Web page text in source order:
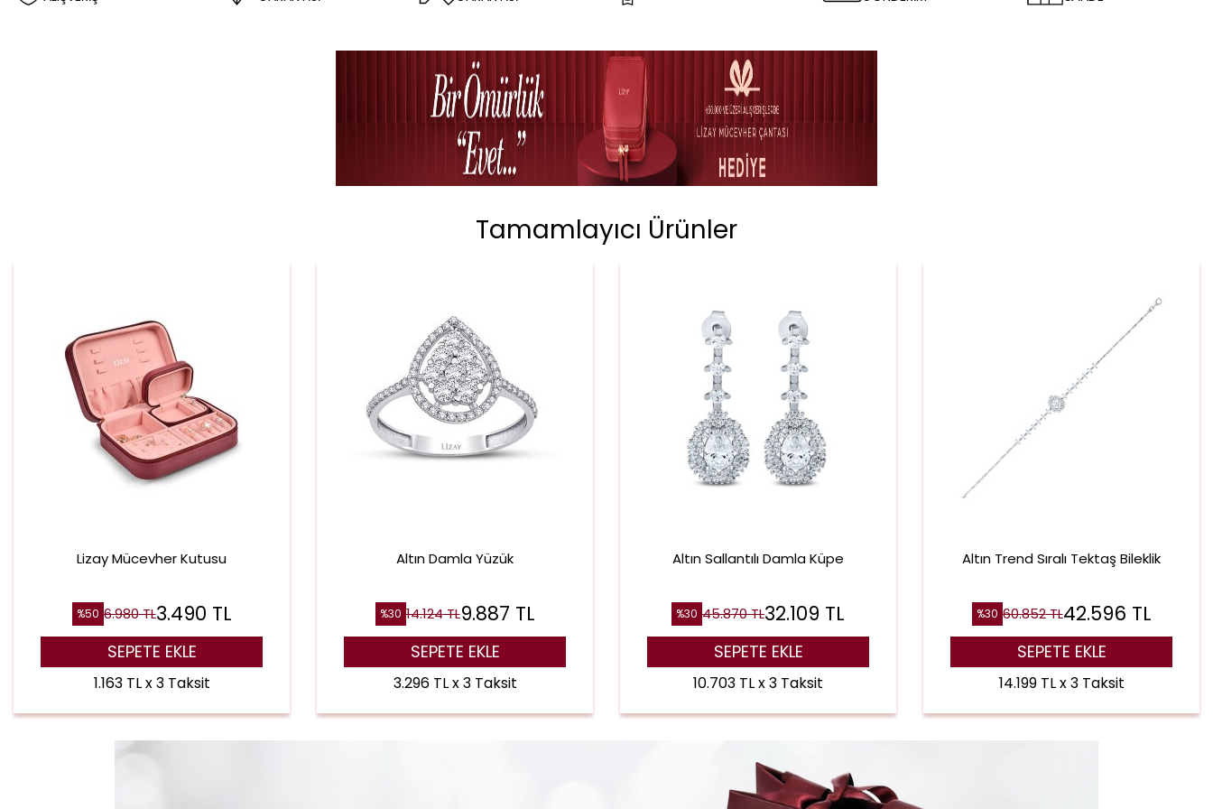
Tamamlayıcı Ürünler
Lizay Mücevher Kutusu
%50 6.980TL3.490 TL
SEPETE EKLE
1.163 TL x 3 Taksit
Altın Damla Yüzük
%30 14.124TL9.887 TL
SEPETE EKLE
3.296 TL x 3 Taksit
Altın Sallantılı Damla Küpe
%30 45.870TL32.109 TL
SEPETE EKLE
10.703 TL x 3 Taksit
Altın Trend Sıralı Tektaş Bileklik
%30 60.852TL42.596 TL
SEPETE EKLE
14.199 TL x 3 Taksit